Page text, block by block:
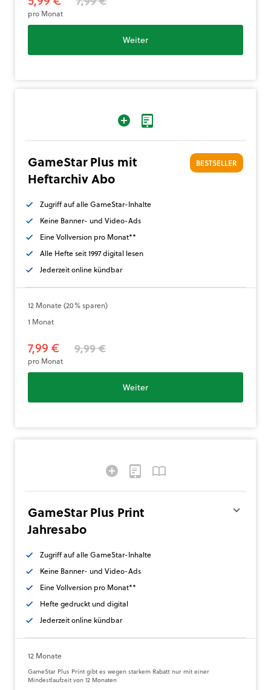
pro Monat
Weiter
GameStar Plus mit
Heftarchiv Abo
BESTSELLER
Zugriff auf alle GameStar-Inhalte
Keine Banner- und Video-Ads
Eine Vollversion pro Monat**
Alle Hefte seit 1997 digital lesen
Jederzeit online kündbar
12 Monate (20% sparen)
1 Monat
7,99 € 9,99 €
pro Monat
Weiter
GameStar Plus Print
Jahresabo
Zugriff auf alle GameStar-Inhalte
Keine Banner- und Video-Ads
Eine Vollversion pro Monat**
Hefte gedruckt und digital
Jederzeit online kündbar
12 Monate
GameStar Plus Print gibt es wegen starkem Rabatt nur mit einer
Mindestlaufzeit von 12 Monaten